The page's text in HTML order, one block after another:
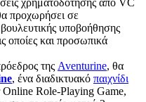
προχωρήσει σε
υποβοήθησης
οποίες και προσωπικά
της Aventurine, θα
, ένα διαδικτυακό παιχνίδι
Role-Playing Game,